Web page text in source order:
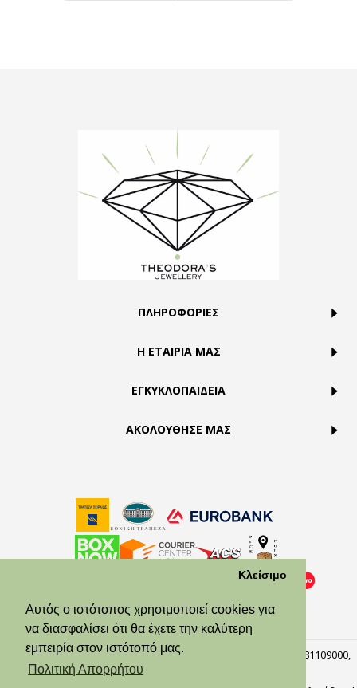
Αυτός ο ιστότοπος χρησιμοποιεί cookies για
να διασφαλίσει ότι θα έχετε την καλύτερη
εμπειρία στον ιστότοπό μας.
Πολιτική Απορρήτου
Κλείσιμο
ΠΛΗΡΟΦΟΡΙΕΣ
Η ΕΤΑΙΡΙΑ ΜΑΣ
ΕΓΚΥΚΛΟΠΑΙΔΕΙΑ
ΑΚΟΛΟΥΘΗΣΕ ΜΑΣ
© Theodora’s Jewelry 2026. All Rights Reserved. ΑΡ.ΓΕΜΗ:158381109000,
Πειραιάς, 18537.